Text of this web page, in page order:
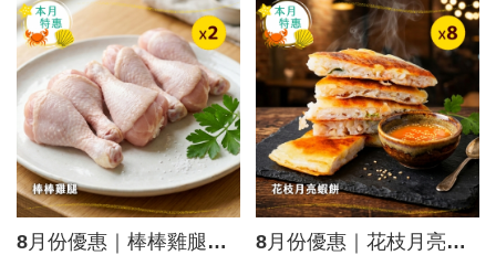
8月份優惠｜棒棒雞腿｜7–9支/950g/包 2包組 8月份優惠｜花枝月亮蝦餅｜160g/包 8包組